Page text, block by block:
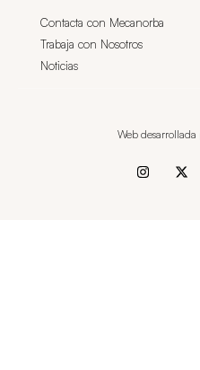
Contacta con Mecanorba
Trabaja con Nosotros
Noticias
Web